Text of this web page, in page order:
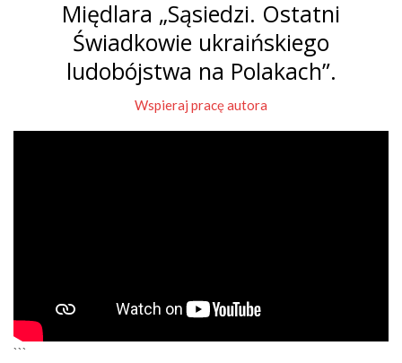
Międlara „Sąsiedzi. Ostatni
Świadkowie ukraińskiego
ludobójstwa na Polakach”.
Wspieraj pracę autora
```